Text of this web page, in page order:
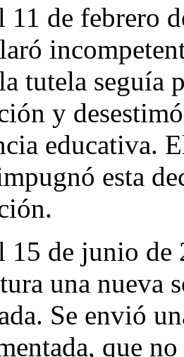
11 de febrero
tutela seguía
y
educativa.
esta
15 de junio de
una nueva
Se envió
que